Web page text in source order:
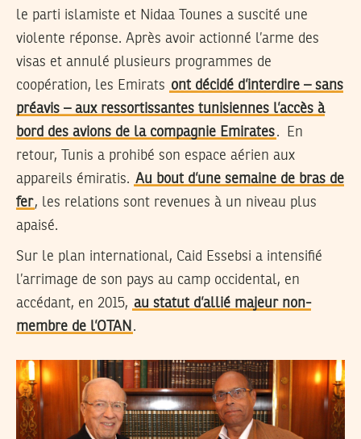
le parti islamiste et Nidaa Tounes a suscité une
violente réponse. Après avoir actionné l’arme des
visas et annulé plusieurs programmes de
coopération, les Emirats ont décidé d’interdire – sans
préavis – aux ressortissantes tunisiennes l’accès à
bord des avions de la compagnie Emirates. En
retour, Tunis a prohibé son espace aérien aux
appareils émiratis. Au bout d’une semaine de bras de
fer, les relations sont revenues à un niveau plus
apaisé.
Sur le plan international, Caid Essebsi a intensifié
l’arrimage de son pays au camp occidental, en
accédant, en 2015, au statut d’allié majeur non-
membre de l’OTAN .